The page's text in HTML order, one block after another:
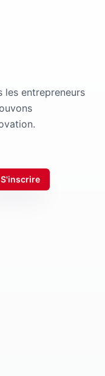
les entrepreneurs
S'inscrire